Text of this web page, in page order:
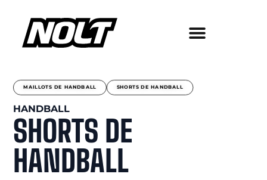
MAILLOTS DE HANDBALL SHORTS DE HANDBALL
HANDBALL
SHORTS DE
HANDBALL